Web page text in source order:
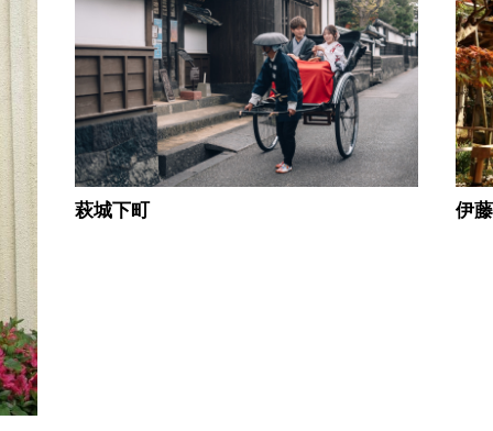
萩城下町 伊